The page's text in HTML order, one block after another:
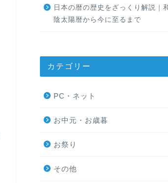
日本の暦の歴史をざっくり解説｜
陰太陽暦から今に至るまで
カテゴリー
PC・ネット
お中元・お歳暮
お祭り
その他